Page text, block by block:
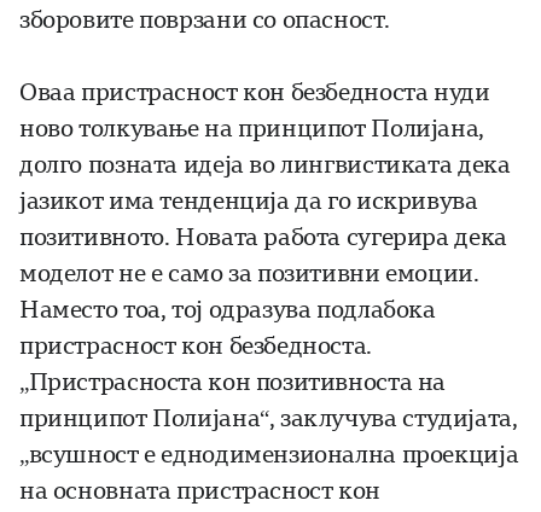
зборовите поврзани со опасност.
Оваа пристрасност кон безбедноста нуди
ново толкување на принципот Полијана,
долго позната идеја во лингвистиката дека
јазикот има тенденција да го искривува
позитивното. Новата работа сугерира дека
моделот не е само за позитивни емоции.
Наместо тоа, тој одразува подлабока
пристрасност кон безбедноста.
„Пристрасноста кон позитивноста на
принципот Полијана“, заклучува студијата,
„всушност е еднодимензионална проекција
на основната пристрасност кон